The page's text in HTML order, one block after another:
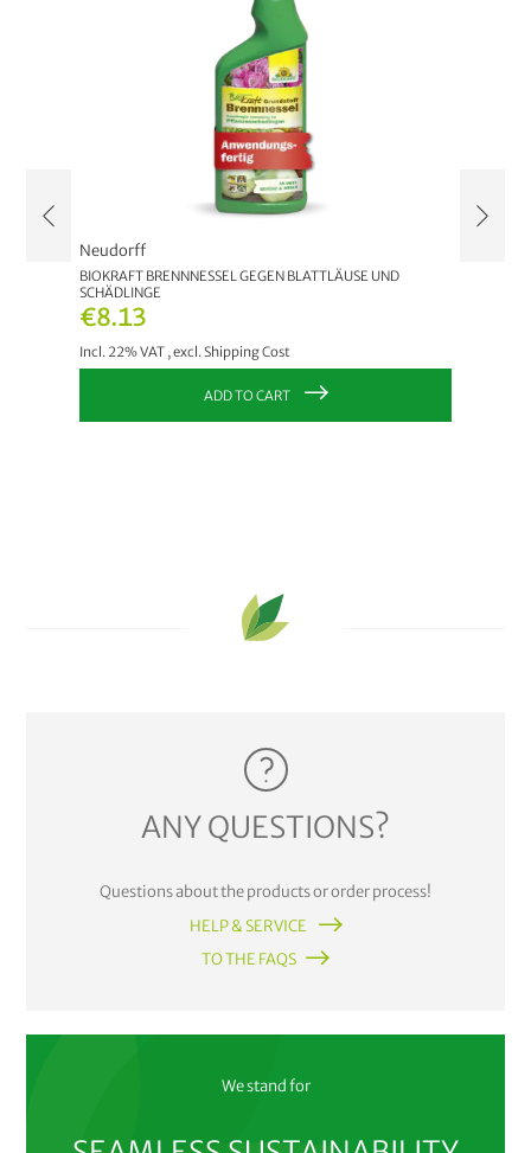
€8.13
Incl. 22% VAT ,excl.Shipping Cost
Neudorff
BIOKRAFT BRENNNESSEL GEGEN BLATTLÄUSE UND
SCHÄDLINGE
ADD TO CART
ANY QUESTIONS?
Questions about the products or order process!
HELP & SERVICE
TO THE FAQS
We stand for